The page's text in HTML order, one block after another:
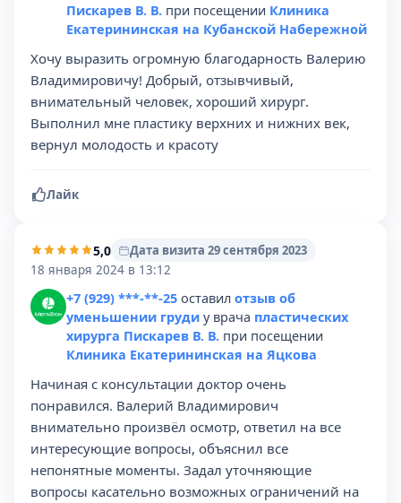
Пискарев В. В. при посещении Клиника
Екатерининская на Кубанской Набережной
Хочу выразить огромную благодарность Валерию
Владимировичу! Добрый, отзывчивый,
внимательный человек, хороший хирург.
Выполнил мне пластику верхних и нижних век,
вернул молодость и красоту
Лайк
5,0
Дата визита 29 сентября 2023
18 января 2024 в 13:12
+7 (929) ***-**-25 оставил отзыв об
уменьшении груди у врача пластических
хирурга Пискарев В. В. при посещении
Клиника Екатерининская на Яцкова
Начиная с консультации доктор очень
понравился. Валерий Владимирович
внимательно произвёл осмотр, ответил на все
интересующие вопросы, объяснил все
непонятные моменты. Задал уточняющие
вопросы касательно возможных ограничений на